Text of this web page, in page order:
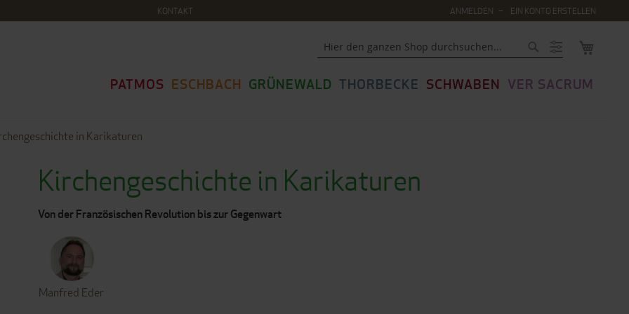
KONTAKT ANMELDEN EIN KONTO ERSTELLEN
PATMOS ESCHBACH GRÜNEWALD THORBECKE SCHWABEN VER SACRUM
in Karikaturen
Kirchengeschichte in Karikaturen
Von der Französischen Revolution bis zur Gegenwart
Manfred Eder